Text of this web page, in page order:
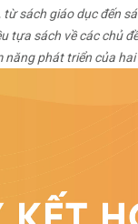
sách giáo dục đến
tựa sách về các chủ
phát triển của